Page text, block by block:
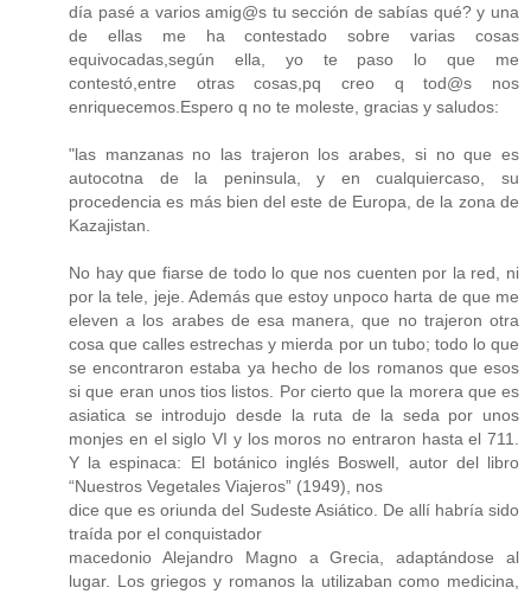
día pasé a varios amig@s tu sección de sabías qué? y una
de ellas me ha contestado sobre varias cosas
equivocadas,según ella, yo te paso lo que me
contestó,entre otras cosas,pq creo q tod@s nos
enriquecemos.Espero q no te moleste, gracias y saludos:
"las manzanas no las trajeron los arabes, si no que es
autocotna de la peninsula, y en cualquiercaso, su
procedencia es más bien del este de Europa, de la zona de
Kazajistan.
No hay que fiarse de todo lo que nos cuenten por la red, ni
por la tele, jeje. Además que estoy unpoco harta de que me
eleven a los arabes de esa manera, que no trajeron otra
cosa que calles estrechas y mierda por un tubo; todo lo que
se encontraron estaba ya hecho de los romanos que esos
si que eran unos tios listos. Por cierto que la morera que es
asiatica se introdujo desde la ruta de la seda por unos
monjes en el siglo VI y los moros no entraron hasta el 711.
Y la espinaca: El botánico inglés Boswell, autor del libro
“Nuestros Vegetales Viajeros” (1949), nos
dice que es oriunda del Sudeste Asiático. De allí habría sido
traída por el conquistador
macedonio Alejandro Magno a Grecia, adaptándose al
lugar. Los griegos y romanos la utilizaban como medicina,